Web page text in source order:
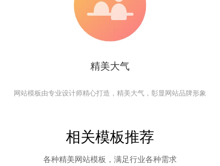
精美大气
网站模板由专业设计师精心打造，精美大气，彰显网站品牌形象
相关模板推荐
各种精美网站模板，满足行业各种需求